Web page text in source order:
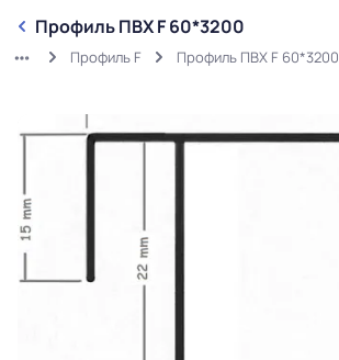
Профиль ПВХ F 60*3200
Профиль F Профиль ПВХ F 60*3200